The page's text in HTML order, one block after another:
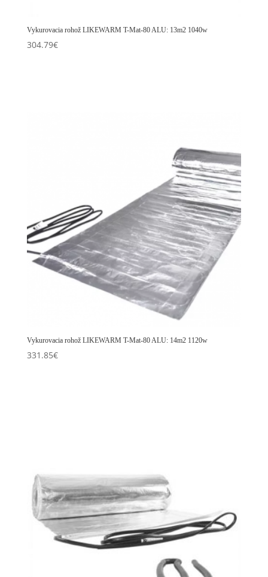
Vykurovacia rohož LIKEWARM T-Mat-80 ALU: 13m2 1040w
304.79€
Vykurovacia rohož LIKEWARM T-Mat-80 ALU: 14m2 1120w
331.85€